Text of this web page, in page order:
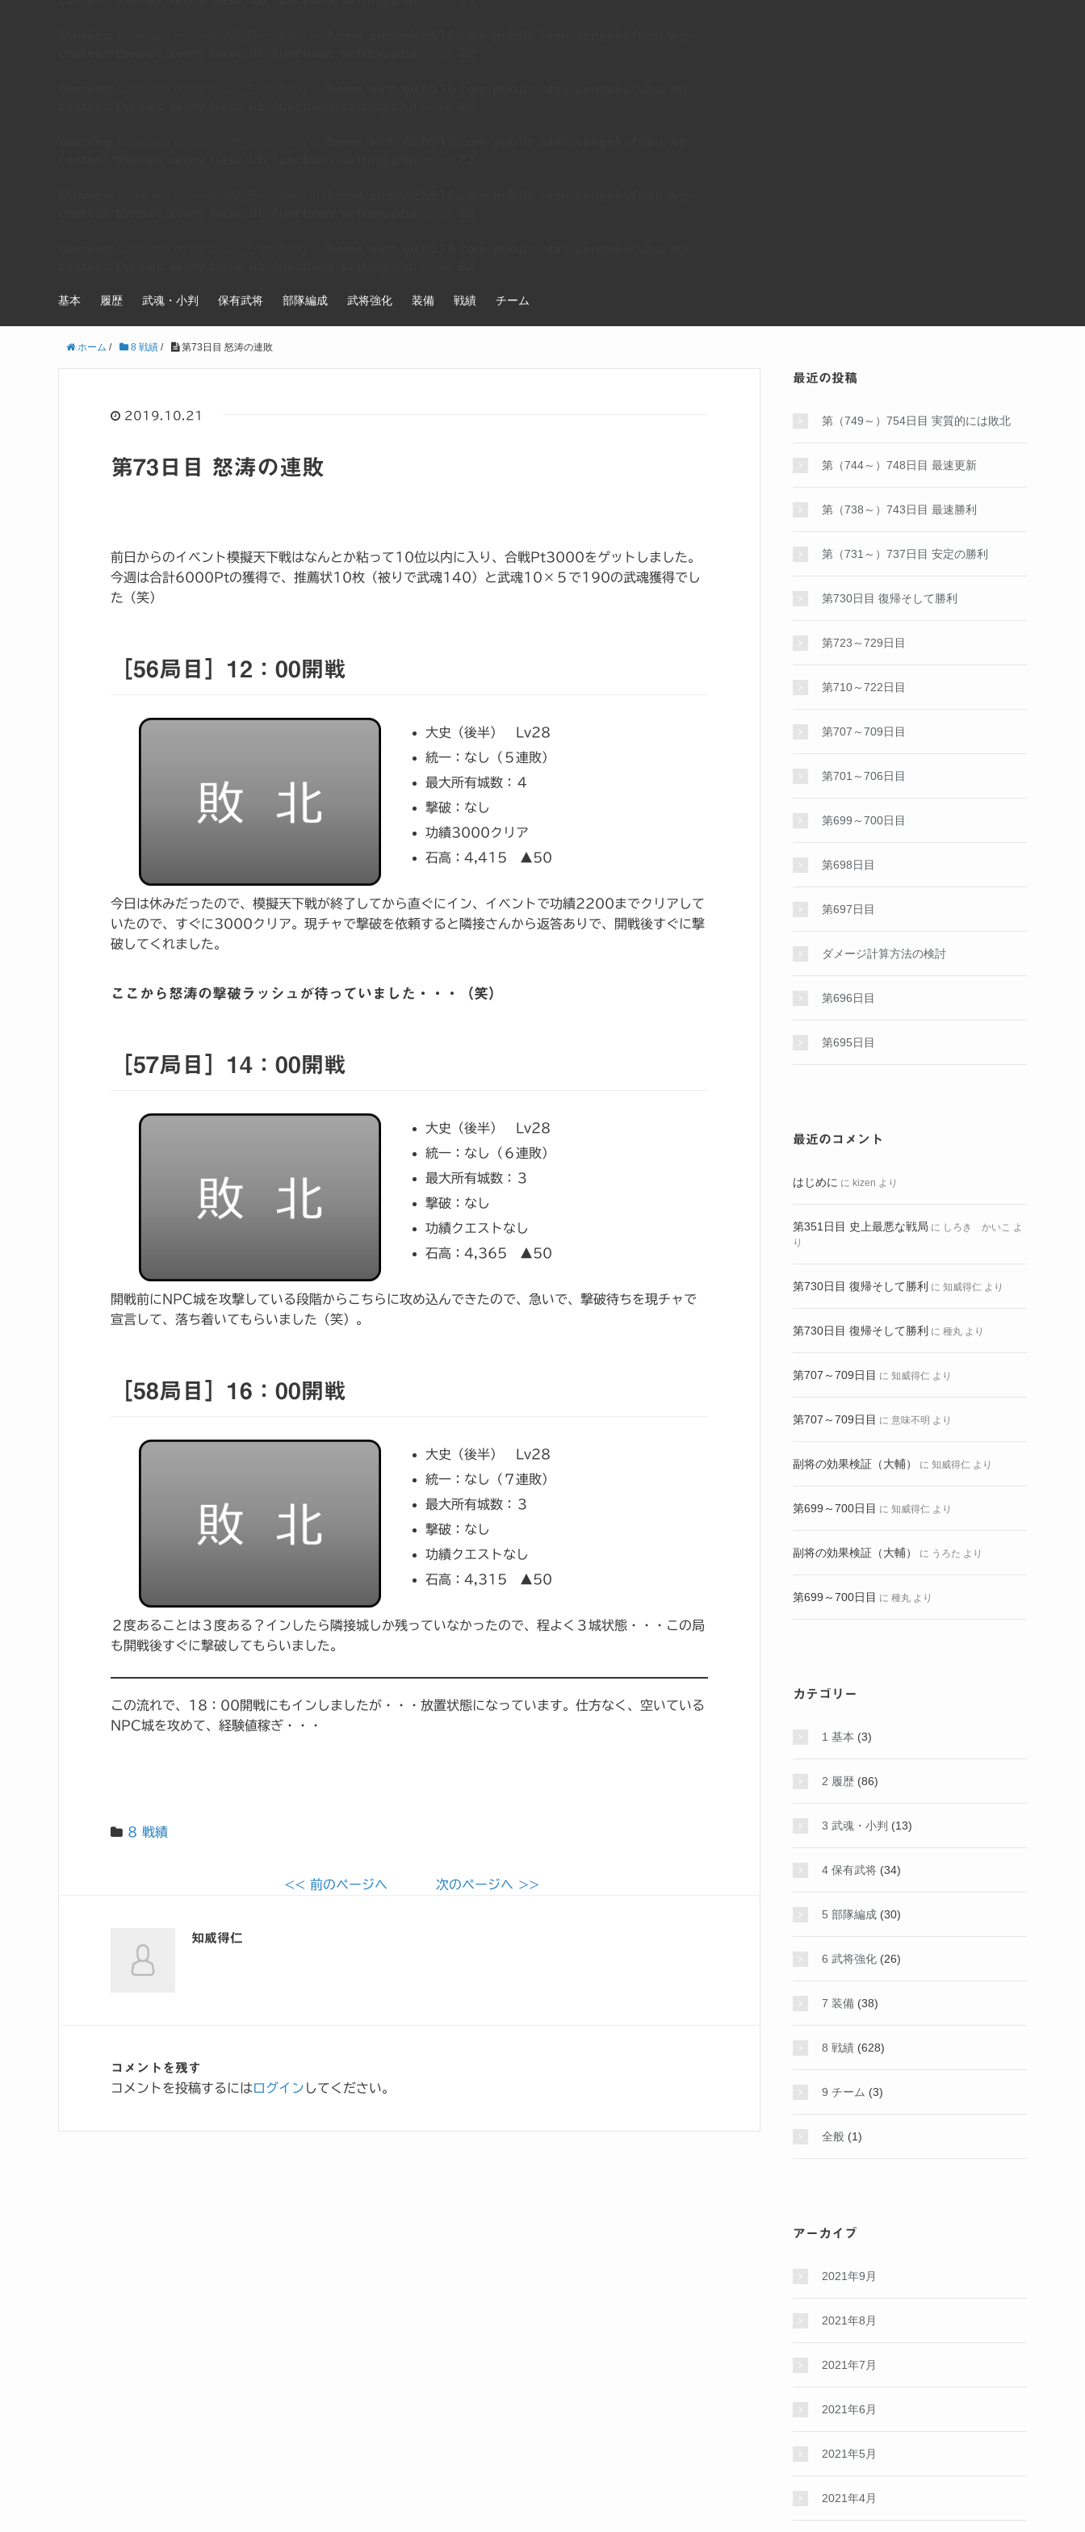
基本 履歴 武魂・小判 保有武将 部隊編成 武将強化 装備 戦績 チーム
ホーム / 8 戦績 / 第73日目 怒涛の連敗
2019.10.21
第73日目 怒涛の連敗
前日からのイベント模擬天下戦はなんとか粘って10位以内に入り、合戦Pt3000をゲットしました。
今週は合計6000Ptの獲得で、推薦状10枚（被りで武魂140）と武魂10×５で190の武魂獲得でし
た（笑）
［56局目］12：00開戦
大史（後半） Lv28
統一：なし（５連敗）
最大所有城数：４
撃破：なし
功績3000クリア
石高：4,415 ▲50
今日は休みだったので、模擬天下戦が終了してから直ぐにイン、イベントで功績2200までクリアして
いたので、すぐに3000クリア。現チャで撃破を依頼すると隣接さんから返答ありで、開戦後すぐに撃
破してくれました。
ここから怒涛の撃破ラッシュが待っていました・・・（笑）
［57局目］14：00開戦
大史（後半） Lv28
統一：なし（６連敗）
最大所有城数：３
撃破：なし
功績クエストなし
石高：4,365 ▲50
開戦前にNPC城を攻撃している段階からこちらに攻め込んできたので、急いで、撃破待ちを現チャで
宣言して、落ち着いてもらいました（笑）。
［58局目］16：00開戦
大史（後半） Lv28
統一：なし（７連敗）
最大所有城数：３
撃破：なし
功績クエストなし
石高：4,315 ▲50
２度あることは３度ある？インしたら隣接城しか残っていなかったので、程よく３城状態・・・この局
も開戦後すぐに撃破してもらいました。
この流れで、18：00開戦にもインしましたが・・・放置状態になっています。仕方なく、空いている
NPC城を攻めて、経験値稼ぎ・・・
8 戦績
<< 前のページへ 次のページへ >>
知威得仁
コメントを残す
コメントを投稿するにはログイン してください。
最近の投稿
第（749～）754日目 実質的には敗北
第（744～）748日目 最速更新
第（738～）743日目 最速勝利
第（731～）737日目 安定の勝利
第730日目 復帰そして勝利
第723～729日目
第710～722日目
第707～709日目
第701～706日目
第699～700日目
第698日目
第697日目
ダメージ計算方法の検討
第696日目
第695日目
最近のコメント
はじめに に kizen より
第351日目 史上最悪な戦局 に しろき かいこ よ
り
第730日目 復帰そして勝利 に 知威得仁 より
第730日目 復帰そして勝利 に 種丸 より
第707～709日目 に 知威得仁 より
第707～709日目 に 意味不明 より
副将の効果検証（大輔） に 知威得仁 より
第699～700日目 に 知威得仁 より
副将の効果検証（大輔） に うろた より
第699～700日目 に 種丸 より
カテゴリー
1 基本 (3)
2 履歴 (86)
3 武魂・小判 (13)
4 保有武将 (34)
5 部隊編成 (30)
6 武将強化 (26)
7 装備 (38)
8 戦績 (628)
9 チーム (3)
全般 (1)
アーカイブ
2021年9月
2021年8月
2021年7月
2021年6月
2021年5月
2021年4月